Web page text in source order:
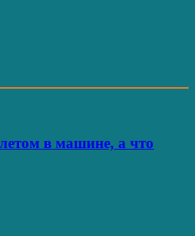
в машине, а что